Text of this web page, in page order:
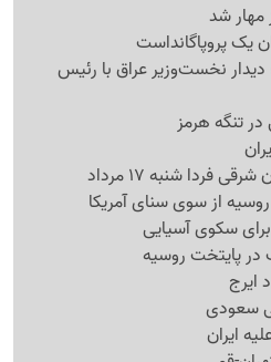
شد
یک پروپاگانداست
دیدار نخست‌وزیر عراق با رئیس
تنگه هرمز
فردا شنبه 17 مرداد
از سوی سنای آمریکا
سکوی آسیایی
در پایتخت روسیه
ایرج
سعودی
ایران